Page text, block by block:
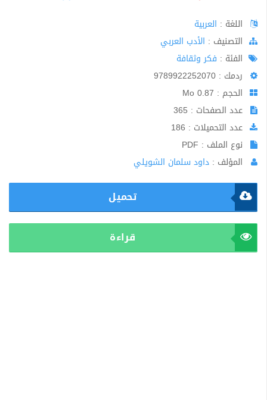
اللغة : العربية
اﻟﺘﺼﻨﻴﻒ : الأدب العربي
الفئة : فكر وثقافة
ردمك : 9789922252070
الحجم : 0.87 Mo
عدد الصفحات : 365
عدد التحميلات : 186
نوع الملف : PDF
المؤلف : داود سلمان الشويلي
تحميل
قراءة